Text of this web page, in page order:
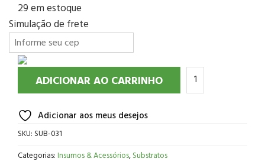
29 em estoque
Simulação de frete
ADICIONAR AO CARRINHO
Adicionar aos meus desejos
SKU: SUB-031
Categorias:Insumos & Acessórios,Substratos